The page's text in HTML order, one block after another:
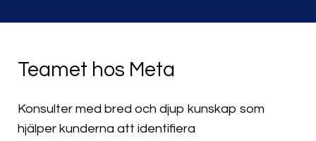
Teamet hos Meta
Konsulter med bred och djup kunskap som
hjälper kunderna att identifiera